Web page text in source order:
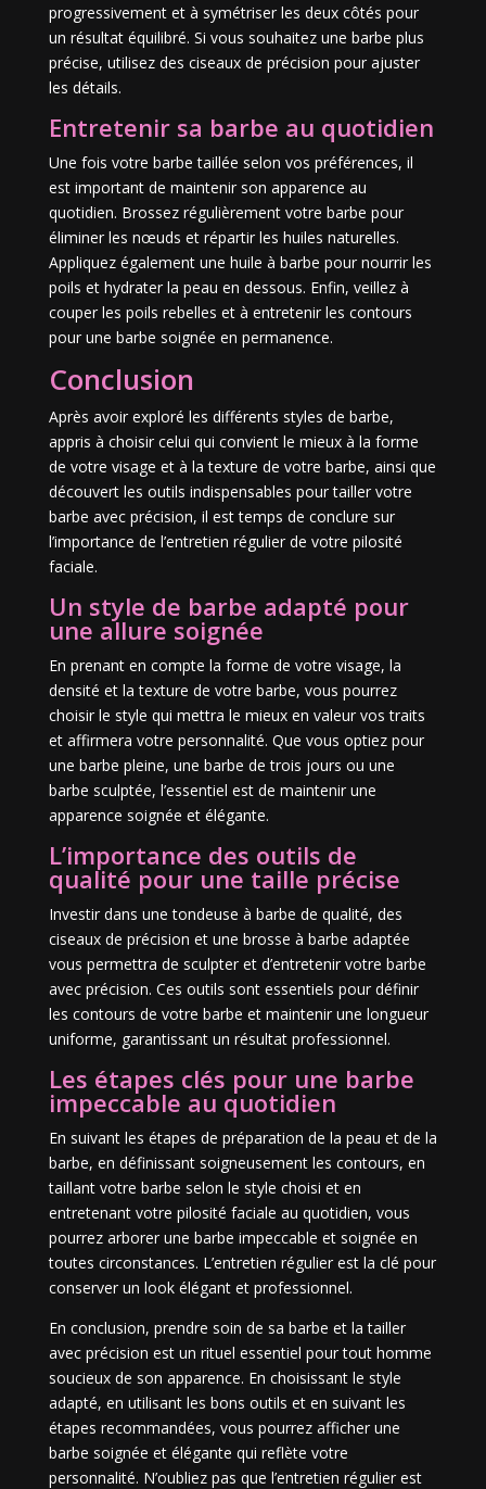
progressivement et à symétriser les deux côtés pour
un résultat équilibré. Si vous souhaitez une barbe plus
précise, utilisez des ciseaux de précision pour ajuster
les détails.
Entretenir sa barbe au quotidien
Une fois votre barbe taillée selon vos préférences, il
est important de maintenir son apparence au
quotidien. Brossez régulièrement votre barbe pour
éliminer les nœuds et répartir les huiles naturelles.
Appliquez également une huile à barbe pour nourrir les
poils et hydrater la peau en dessous. Enfin, veillez à
couper les poils rebelles et à entretenir les contours
pour une barbe soignée en permanence.
Conclusion
Après avoir exploré les différents styles de barbe,
appris à choisir celui qui convient le mieux à la forme
de votre visage et à la texture de votre barbe, ainsi que
découvert les outils indispensables pour tailler votre
barbe avec précision, il est temps de conclure sur
l’importance de l’entretien régulier de votre pilosité
faciale.
Un style de barbe adapté pour
une allure soignée
En prenant en compte la forme de votre visage, la
densité et la texture de votre barbe, vous pourrez
choisir le style qui mettra le mieux en valeur vos traits
et affirmera votre personnalité. Que vous optiez pour
une barbe pleine, une barbe de trois jours ou une
barbe sculptée, l’essentiel est de maintenir une
apparence soignée et élégante.
L’importance des outils de
qualité pour une taille précise
Investir dans une tondeuse à barbe de qualité, des
ciseaux de précision et une brosse à barbe adaptée
vous permettra de sculpter et d’entretenir votre barbe
avec précision. Ces outils sont essentiels pour définir
les contours de votre barbe et maintenir une longueur
uniforme, garantissant un résultat professionnel.
Les étapes clés pour une barbe
impeccable au quotidien
En suivant les étapes de préparation de la peau et de la
barbe, en définissant soigneusement les contours, en
taillant votre barbe selon le style choisi et en
entretenant votre pilosité faciale au quotidien, vous
pourrez arborer une barbe impeccable et soignée en
toutes circonstances. L’entretien régulier est la clé pour
conserver un look élégant et professionnel.
En conclusion, prendre soin de sa barbe et la tailler
avec précision est un rituel essentiel pour tout homme
soucieux de son apparence. En choisissant le style
adapté, en utilisant les bons outils et en suivant les
étapes recommandées, vous pourrez afficher une
barbe soignée et élégante qui reflète votre
personnalité. N’oubliez pas que l’entretien régulier est